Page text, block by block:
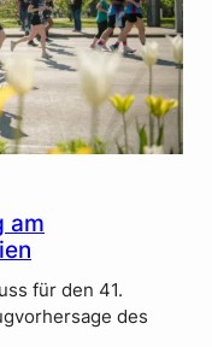
am
für den 41.
des